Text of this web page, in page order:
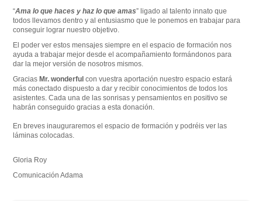
“Ama lo que haces y haz lo que amas” ligado al talento innato que
todos llevamos dentro y al entusiasmo que le ponemos en trabajar para
conseguir lograr nuestro objetivo.
El poder ver estos mensajes siempre en el espacio de formación nos
ayuda a trabajar mejor desde el acompañamiento formándonos para
dar la mejor versión de nosotros mismos.
GraciasMr. wonderful con vuestra aportación nuestro espacio estará
más conectado dispuesto a dar y recibir conocimientos de todos los
asistentes. Cada una de las sonrisas y pensamientos en positivo se
habrán conseguido gracias a esta donación.
En breves inauguraremos el espacio de formación y podréis ver las
láminas colocadas.
Gloria Roy
Comunicación Adama